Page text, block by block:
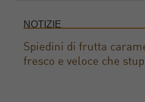
NOTIZIE
Spiedini di frutta
fresco e veloce che